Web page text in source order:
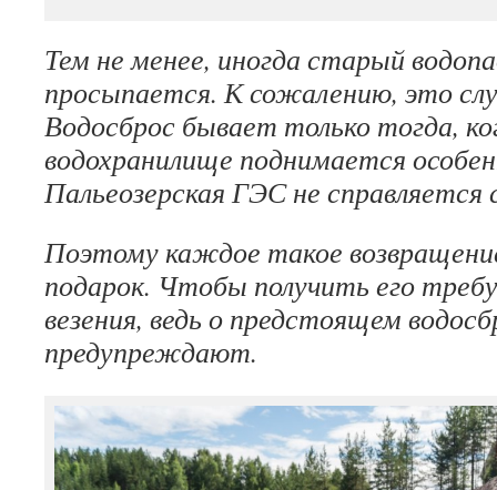
Тем не менее, иногда старый
просыпается. К сожалению, это
Водосброс бывает только тогда,
водохранилище поднимается
Пальеозерская ГЭС не
Поэтому каждое такое
подарок. Чтобы получить его
везения, ведь о предстоящем
предупреждают.